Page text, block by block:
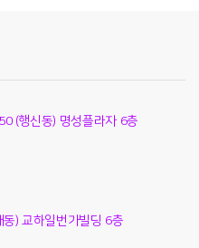
(행신동) 명성플라자 6층
) 교하일번가빌딩 6층